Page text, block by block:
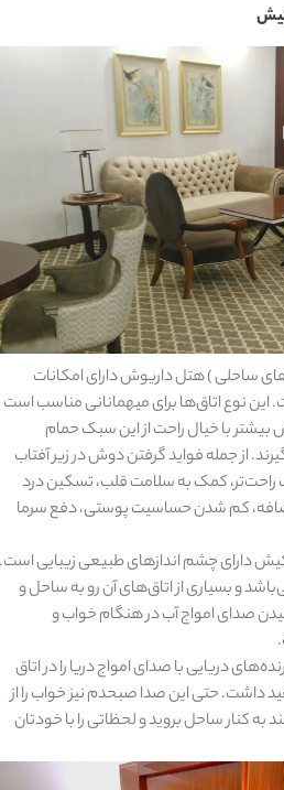
قوم کرمانج و کردهای
خراسان
1402-09-22
سرزمین موج های آبی
مشهد
شهر چادگان اصفهان
15 غذای کره ای
خوشمزه
معرفی بکرترین
خلیج عربی یا خلیج
قوم کرمانج و کردهای
خراسان